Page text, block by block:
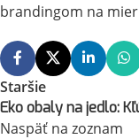
brandingom na
Staršie
Eko obaly na jedlo:
Naspäť na zoznam